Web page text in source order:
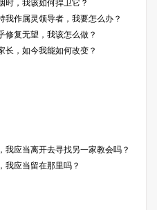
时，我该如何捍卫它？
我作属灵领导者，我要怎么办？
修复无望，我该怎么做？
长，如今我能如何改变？
我应当离开去寻找另一家教会吗？
我应当留在那里吗？